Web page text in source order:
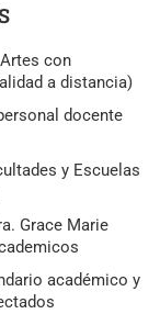
con
a distancia)
docente
y Escuelas
Grace Marie
académico y